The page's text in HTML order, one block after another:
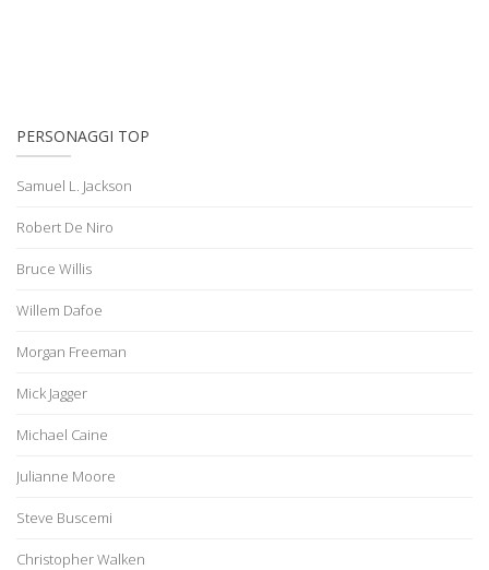
PERSONAGGI TOP
Samuel L. Jackson
Robert De Niro
Bruce Willis
Willem Dafoe
Morgan Freeman
Mick Jagger
Michael Caine
Julianne Moore
Steve Buscemi
Christopher Walken